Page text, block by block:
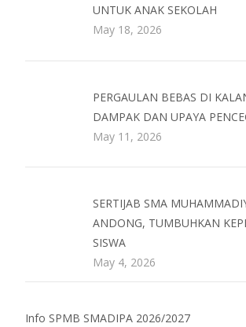
UNTUK ANAK SEKOLAH
May 18, 2026
PERGAULAN BEBAS DI
DAMPAK DAN UPAYA
May 11, 2026
SERTIJAB SMA
ANDONG, TUMBUHKAN
SISWA
May 4, 2026
Info SPMB SMADIPA 2026/2027